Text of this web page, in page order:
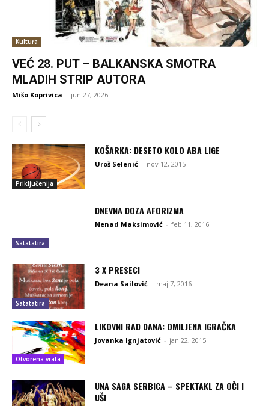
Kultura
VEĆ 28. PUT – BALKANSKA SMOTRA
MLADIH STRIP AUTORA
Mišo Koprivica - jun 27, 2026
Priključenija
KOŠARKA: DESETO KOLO ABA LIGE
Uroš Selenić - nov 12, 2015
Satatatira
DNEVNA DOZA AFORIZMA
Nenad Maksimović - feb 11, 2016
Satatatira
3 X PRESECI
Deana Sailović - maj 7, 2016
Otvorena vrata
LIKOVNI RAD DANA: OMILJENA IGRAČKA
Jovanka Ignjatović - jan 22, 2015
UNA SAGA SERBICA – SPEKTAKL ZA OČI I
UŠI